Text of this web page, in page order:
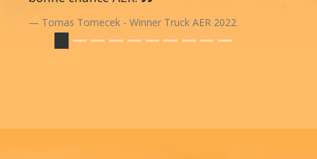
Tomas Tomecek - Winner Truck AER 2022